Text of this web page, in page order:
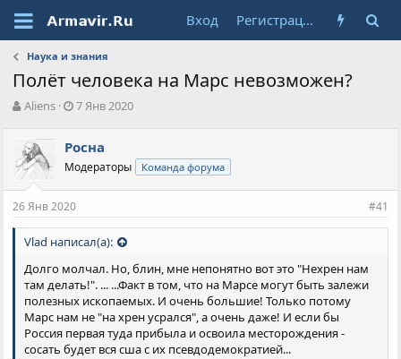
Вход Регистрация
Наука и знания
Полёт человека на Марс невозможен?
А
о
р
е
ы
Aliens
Д
а
н
л
а
7 Янв 2020
Росна
Модераторы Команда форума
26 Янв 2020 #41
Vlad написал(а):
Долго молчал. Но, блин, мне непонятно вот это "Нехрен нам
там делать!". ... ...Факт в том, что на Марсе могут быть залежи
полезных ископаемых. И очень большие! Только потому
Марс нам не "на хрен усрался", а очень даже! И если бы
Россия первая туда прибыла и освоила месторождения -
сосать будет вся сша с их псевдодемократией...